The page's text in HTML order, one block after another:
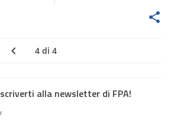
4 di 4
alla newsletter di FPA!